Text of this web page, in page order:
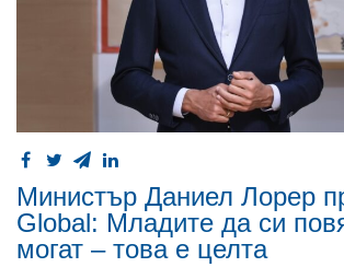
Министър Даниел Лорер
Global: Младите да си
могат – това е целта